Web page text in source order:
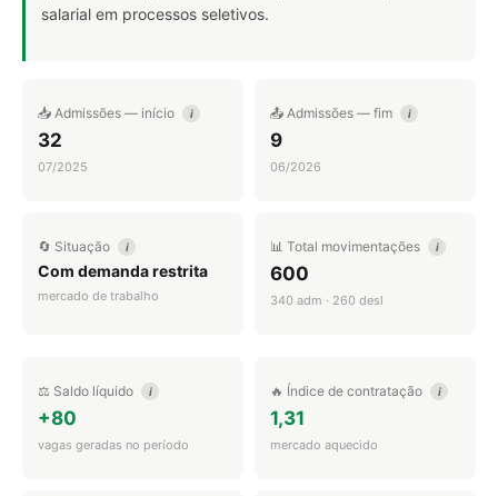
salarial em processos seletivos.
📥 Admissões — início i
32
07/2025
📤 Admissões — fim i
9
06/2026
🔄 Situação i
Com demanda restrita
mercado de trabalho
📊 Total movimentações i
600
340 adm · 260 desl
⚖️ Saldo líquido i
+80
vagas geradas no período
🔥 Índice de contratação i
1,31
mercado aquecido